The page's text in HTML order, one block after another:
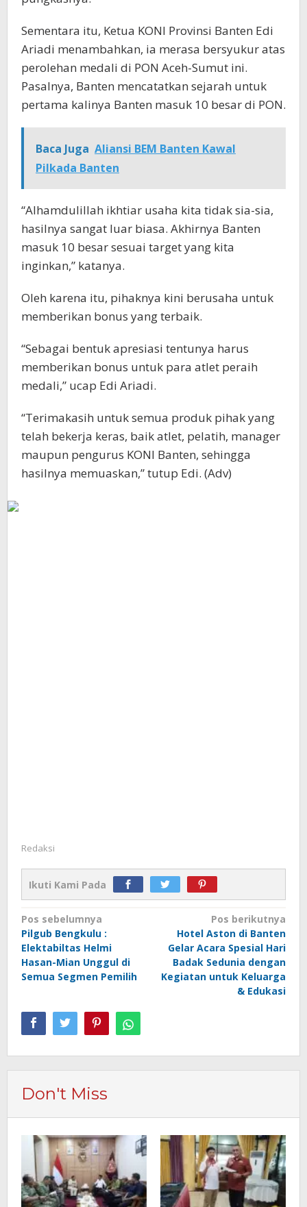
Sementara itu, Ketua KONI Provinsi Banten Edi
Ariadi menambahkan, ia merasa bersyukur atas
perolehan medali di PON Aceh-Sumut ini.
Pasalnya, Banten mencatatkan sejarah untuk
pertama kalinya Banten masuk 10 besar di PON.
Baca Juga Aliansi BEM Banten Kawal
Pilkada Banten
“Alhamdulillah ikhtiar usaha kita tidak sia-sia,
hasilnya sangat luar biasa. Akhirnya Banten
masuk 10 besar sesuai target yang kita
inginkan,” katanya.
Oleh karena itu, pihaknya kini berusaha untuk
memberikan bonus yang terbaik.
“Sebagai bentuk apresiasi tentunya harus
memberikan bonus untuk para atlet peraih
medali,” ucap Edi Ariadi.
“Terimakasih untuk semua produk pihak yang
telah bekerja keras, baik atlet, pelatih, manager
maupun pengurus KONI Banten, sehingga
hasilnya memuaskan,” tutup Edi. (Adv)
Redaksi
Ikuti Kami Pada
Navigasi
pos
Pos sebelumnya
Pilgub Bengkulu :
Elektabiltas Helmi
Hasan-Mian Unggul di
Semua Segmen Pemilih
Pos berikutnya
Hotel Aston di Banten
Gelar Acara Spesial Hari
Badak Sedunia dengan
Kegiatan untuk Keluarga
& Edukasi
Don't Miss